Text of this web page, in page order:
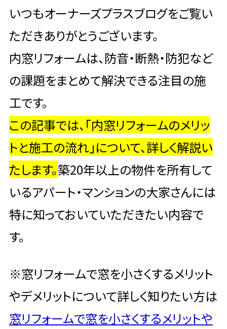
いつもオーナーズプラスブログをご覧い
ただきありがとうございます。
内窓リフォームは、防音・断熱・防犯など
の課題をまとめて解決できる注目の施
工です。
この記事では、 「内窓リフォームのメリッ
トと施工の流れ」について、詳しく解説い
たします。築20年以上の物件を所有して
いるアパート・マンションの大家さんには
特に知っておいていただきたい内容で
す。
※窓リフォームで窓を小さくするメリット
やデメリットについて詳しく知りたい方は
窓リフォームで窓を小さくするメリットや